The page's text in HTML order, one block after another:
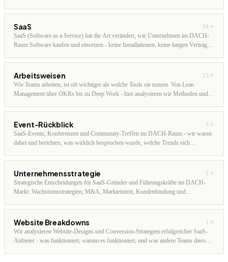
was davon für Unternehmen im DACH-Raum heute schon praxistauglich ist.
SaaS 19
SaaS (Software as a Service) hat die Art verändert, wie Unternehmen im DACH-
Raum Software kaufen und einsetzen - keine Installationen, keine langen Verträge,
Wachstumstaktiken und die wichtigsten Trends für SaaS-Anbieter und -Nutzer im
deutschsprachigen Markt.
Arbeitsweisen 13
Wie Teams arbeiten, ist oft wichtiger als welche Tools sie nutzen. Von Lean
Management über OKRs bis zu Deep Work - hier analysieren wir Methoden und
Event-Rückblick 5
SaaS-Events, Konferenzen und Community-Treffen im DACH-Raum - wir waren
dabei und berichten, was wirklich besprochen wurde, welche Trends sich
Unternehmensstrategie 5
Strategische Entscheidungen für SaaS-Gründer und Führungskräfte im DACH-
Markt: Wachstumsstrategien, M&A, Markteintritt, Kundenbindung und
Website Breakdowns 1
Wir analysieren Website-Designs und Conversion-Strategien erfolgreicher SaaS-
Anbieter - was funktioniert, warum es funktioniert, und was andere Teams davon